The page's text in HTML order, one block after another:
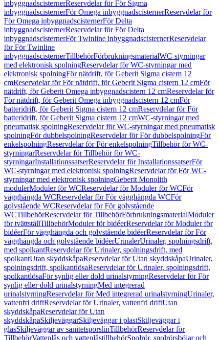
inbyggnadscisternerReservdelar för För Sigma
inbyggnadscisternerFör Omega inbyggnadscisternerReservdelar för
För Omega inbyggnadscisternerFör Delta
inbyggnadscisternerReservdelar för För Delta
inbyggnadscisternerFör Twinline inbyggnadscisternerReservdelar
för För Twinline
inbyggnadscisternerTillbehörFörbrukningsmaterialWC-styrningar
med elektronisk spolningReservdelar för WC-styrningar med
elektronisk spolningFör nätdrift, för Geberit Sigma cistern 12
cmReservdelar för För nätdrift, för Geberit Sigma cistern 12 cmFör
nätdrift, för Geberit Omega inbyggnadscistern 12 cmReservdelar för
För nätdrift, för Geberit Omega inbyggnadscistern 12 cmFör
batteridrift, för Geberit Sigma cistern 12 cmReservdelar för För
batteridrift, för Geberit Sigma cistern 12 cmWC-styrningar med
pneumatisk spolningReservdelar för WC-styrningar med pneumatisk
spolningFör dubbelspolningReservdelar för För dubbelspolningFör
enkelspolningReservdelar för För enkelspolningTillbehör för WC-
styrningarReservdelar för Tillbehör för WC-
styrningarInstallationssatserReservdelar för InstallationssatserFör
WC-styrningar med elektronisk spolningReservdelar för För WC-
styrningar med elektronisk spolningGeberit Monolith
modulerModuler för WCReservdelar för Moduler för WCFör
vägghängda WCReservdelar för För vägghängda WCFör
golvstående WCReservdelar för För golvstående
WCTillbehörReservdelar för TillbehörFörbrukningsmaterialModuler
för tvättställTillbehörModuler för bidéerReservdelar för Moduler för
bidéerFör vägghängda och golvstående bidéerReservdelar för För
vägghängda och golvstående bidéerUrinalerUrinaler, spolningsdrift,
med spolkantReservdelar för Urinaler, spolningsdrift, med
spolkantUtan skyddskåpaReservdelar för Utan skyddskåpaUrinaler,
spolningsdrift, spolkantlösaReservdelar för Urinaler, spolningsdrift,
spolkantlösaFör synlig eller dold urinalstyrningReservdelar för För
synlig eller dold urinalstyrningMed integrerad
urinalstyrningReservdelar för Med integrerad urinalstyrningUrinaler,
vattenfri driftReservdelar för Urinaler, vattenfri driftUtan
skyddskåpaReservdelar för Utan
skyddskåpaSkiljeväggarSkiljeväggar i plastSkiljeväggar i
glasSkiljeväggar av sanitetsporslinTillbehörReservdelar för
TillbehörVattenlås och vattenlåstillbehörSpolrör, spolrörsböjar och